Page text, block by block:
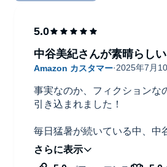
事実なのか、フィクションな
引き込まれました！
毎日猛暑が続いている中、中
リップしてフランスにいるよ
中谷美紀さんが素晴らしい